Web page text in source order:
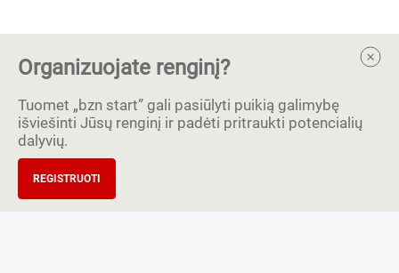
Organizuojate renginį?
Tuomet „bzn start” gali pasiūlyti puikią galimybę
išviešinti Jūsų renginį ir padėti pritraukti potencialių
dalyvių.
REGISTRUOTI